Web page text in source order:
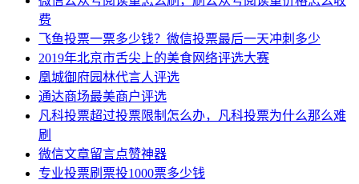
费
飞鱼投票一票多少钱？微信投票最后一天冲刺多少
2019年北京市舌尖上的美食网络评选大赛
凰城御府园林代言人评选
通达商场最美商户评选
凡科投票超过投票限制怎么办，凡科投票为什么那么难
刷
微信文章留言点赞神器
专业投票刷票投1000票多少钱